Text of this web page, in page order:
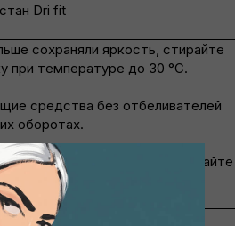
Dri fit
сохраняли яркость, стирайте
при температуре до 30 °C.
средства без отбеливателей
оборотах.
лучами. Проглаживайте
изделие после стирки